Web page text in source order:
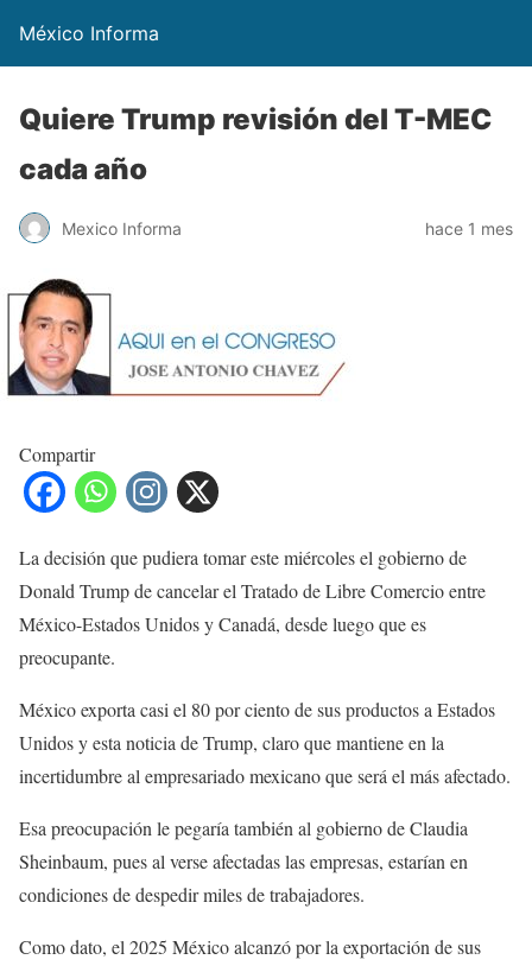
México Informa
Quiere Trump revisión del T-MEC
cada año
Mexico Informa hace 1 mes
Compartir
La decisión que pudiera tomar este miércoles el gobierno de
Donald Trump de cancelar el Tratado de Libre Comercio entre
México-Estados Unidos y Canadá, desde luego que es
preocupante.
México exporta casi el 80 por ciento de sus productos a Estados
Unidos y esta noticia de Trump, claro que mantiene en la
incertidumbre al empresariado mexicano que será el más afectado.
Esa preocupación le pegaría también al gobierno de Claudia
Sheinbaum, pues al verse afectadas las empresas, estarían en
condiciones de despedir miles de trabajadores.
Como dato, el 2025 México alcanzó por la exportación de sus